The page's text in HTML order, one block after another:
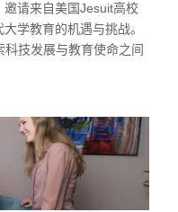
请来自美国Jesuit高校
学教育的机遇与挑战。
技发展与教育使命之间